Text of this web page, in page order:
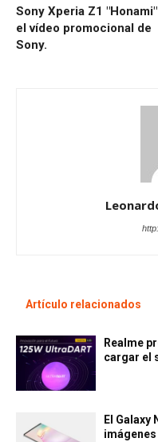
Sony Xperia Z1
el vídeo promocional de
Sony.
Artículo relacionados
Realme
cargar el
El
imágenes